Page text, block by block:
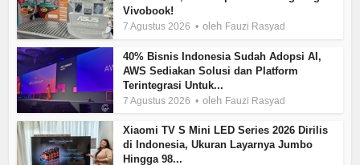
Vivobook!
7 Agustus 2026 oleh Fauzi Rasyad
40% Bisnis Indonesia Sudah Adopsi AI,
AWS Sediakan Solusi dan Platform
Terintegrasi Untuk...
7 Agustus 2026 oleh Fauzi Rasyad
Xiaomi TV S Mini LED Series 2026 Dirilis
di Indonesia, Ukuran Layarnya Jumbo
Hingga 98...